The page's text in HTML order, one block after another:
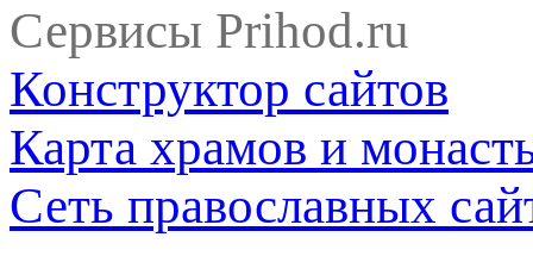
Сервисы Prihod.ru
Конструктор сайтов
Карта храмов и
Сеть православных